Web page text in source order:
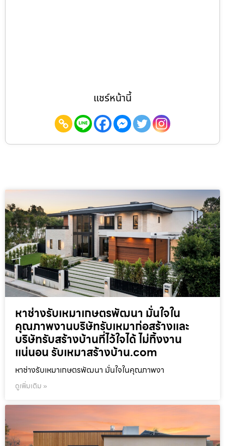
แชร์หน้านี้
หาช่างรับเหมาเกษตรพัฒนา มั่นใจใน
คุณภาพงานบริษัทรับเหมาก่อสร้างและ
บริษัทรับสร้างบ้านที่ไว้ใจได้ ไม่ทิ้งงาน
แน่นอน รับเหมาสร้างบ้าน.com
หาช่างรับเหมาเกษตรพัฒนา มั่นใจในคุณภาพงา
ดูเพิ่มเติม »